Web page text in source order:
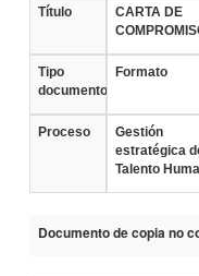
Título
CARTA DE
Tipo
documento
Formato
Proceso
Gestión
estratégica
Talento
Documento de copia no